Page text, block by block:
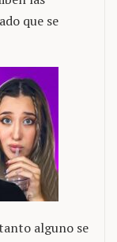
que se
alguno se